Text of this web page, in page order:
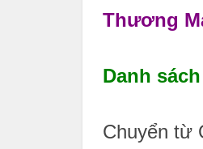
Thương
Danh
Chuyển từ